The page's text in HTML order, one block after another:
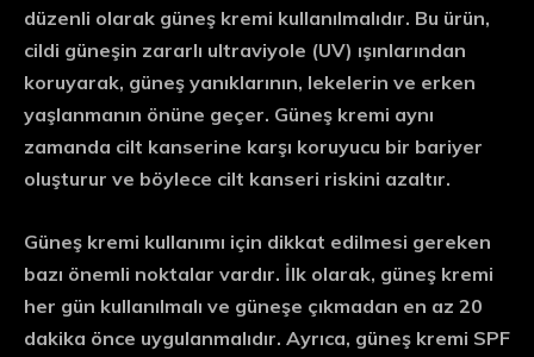
düzenli olarak güneş kremi kullanılmalıdır. Bu ürün,
cildi güneşin zararlı ultraviyole (UV) ışınlarından
koruyarak, güneş yanıklarının, lekelerin ve erken
yaşlanmanın önüne geçer. Güneş kremi aynı
zamanda cilt kanserine karşı koruyucu bir bariyer
oluşturur ve böylece cilt kanseri riskini azaltır.
Güneş kremi kullanımı için dikkat edilmesi gereken
bazı önemli noktalar vardır. İlk olarak, güneş kremi
her gün kullanılmalı ve güneşe çıkmadan en az 20
dakika önce uygulanmalıdır. Ayrıca, güneş kremi SPF